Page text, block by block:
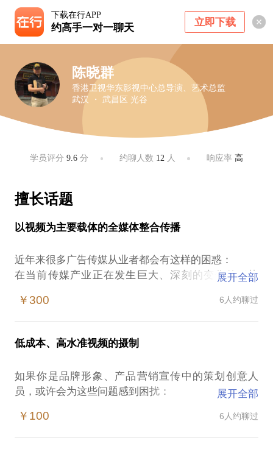
下载在行APP
约高手一对一聊天 立即下载
陈晓群
香港卫视华东影视中心总导演、艺术总监
武汉 ・ 武昌区 光谷
学员评分9.6 分 约聊人数 12 人 响应率 高
擅长话题
以视频为主要载体的全媒体整合传播
近年来很多广告传媒从业者都会有这样的困惑：
在当前传媒产业正在发生巨大、深刻的变化的形势
什么样的品牌或产品适合，什么样的又不适合？
对于我们选择媒体组合进行整合传播有什么样的建
议？
传统视频、vr体验式视频做为主要载体进行全媒体整
合传播？
P.S.:在选择与我见面前，若你有更具体的问题，请把
展开全部
￥300 6人约聊过
低成本、高水准视频的摄制
如果你是品牌形象、产品营销宣传中的策划创意人
员，或许会为这些问题感到困扰：
视频制作单位无法深度理解我们的品牌与产品怎么
展开全部
￥100 6人约聊过